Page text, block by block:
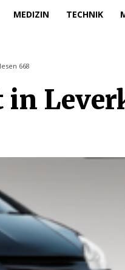
MEDIZIN TECHNIK
668